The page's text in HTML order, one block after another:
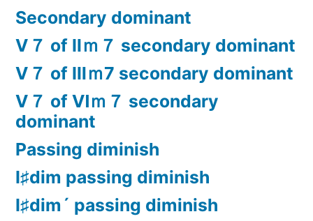
Secondary dominant
Ⅴ７ of Ⅱｍ７ secondary dominant
Ⅴ７ of Ⅲｍ7 secondary dominant
Ⅴ７ of Ⅵｍ７ secondary
dominant
Passing diminish
Ⅰ♯dim passing diminish
Ⅰ♯dim´ passing diminish